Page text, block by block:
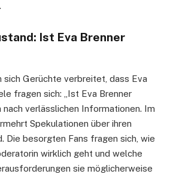
Ist Eva Brenner
Gerüchte verbreitet, dass Eva
fragen sich: „Ist Eva Brenner
nach verlässlichen Informationen. Im
Spekulationen über ihren
Die besorgten Fans fragen sich, wie
wirklich geht und welche
sie möglicherweise